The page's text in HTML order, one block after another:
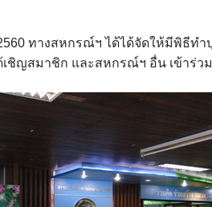
ทางสหกรณ์ฯ ได้ได้จัดให้มีพิธีท
ชิญสมาชิก และสหกรณ์ฯ อื่น เข้าร่ว